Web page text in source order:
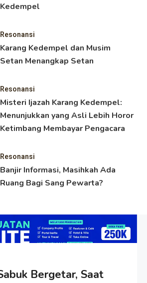
Kedempel
Resonansi
Karang Kedempel dan Musim
Setan Menangkap Setan
Resonansi
Misteri Ijazah Karang Kedempel:
Menunjukkan yang Asli Lebih Horor
Ketimbang Membayar Pengacara
Resonansi
Banjir Informasi, Masihkah Ada
Ruang Bagi Sang Pewarta?
Bergetar, Saat